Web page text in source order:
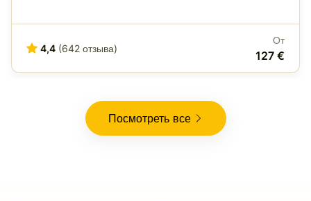
4,4 (642 отзыва)
От
127 €
Посмотреть все